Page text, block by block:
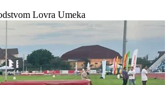
Lovra Umeka